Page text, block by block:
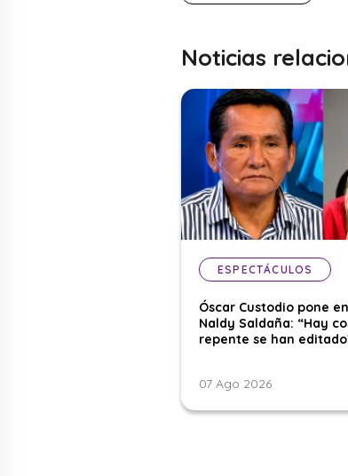
Noticias
ESPECTÁCULOS
Óscar Custodio pone
Naldy Saldaña: “Hay
repente se han
07 Ago 2026